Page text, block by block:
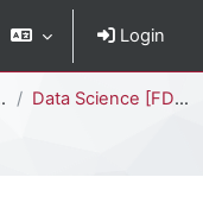
Login
Data Science [FDS02Q - FDS01Q]